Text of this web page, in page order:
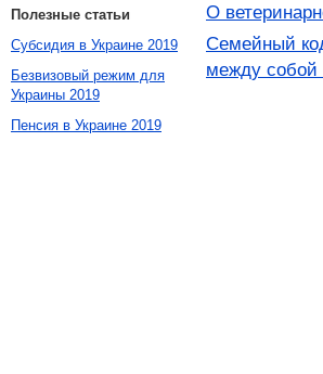
О
Семейный
между
Полезные статьи
Субсидия в Украине 2019
Безвизовый режим для
Украины 2019
Пенсия в Украине 2019